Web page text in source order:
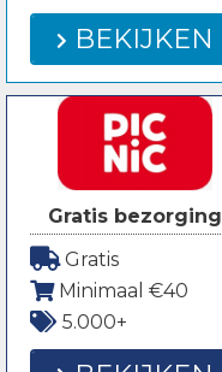
BEKIJKEN
Gratis bezorging
Gratis
Minimaal €40
5.000+